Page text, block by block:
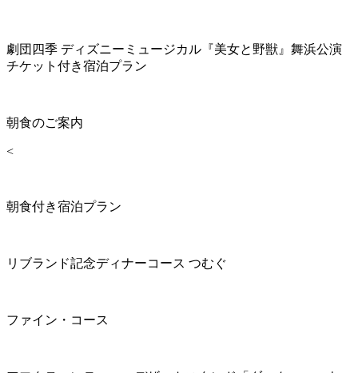
劇団四季 ディズニーミュージカル『美女と野獣』舞浜公演
チケット付き宿泊プラン
朝食のご案内
<
朝食付き宿泊プラン
リブランド記念ディナーコース つむぐ
ファイン・コース